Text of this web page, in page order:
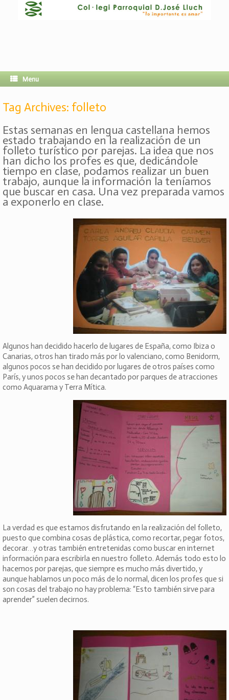
Menu
Tag Archives: folleto
Estas semanas en lengua castellana hemos
estado trabajando en la realización de un
folleto turístico por parejas. La idea que nos
han dicho los profes es que, dedicándole
tiempo en clase, podamos realizar un buen
trabajo, aunque la información la teníamos
que buscar en casa. Una vez preparada vamos
a exponerlo en clase.
Algunos han decidido hacerlo de lugares de España, como Ibiza o
Canarias, otros han tirado más por lo valenciano, como Benidorm,
algunos pocos se han decidido por lugares de otros países como
París, y unos pocos se han decantado por parques de atracciones
como Aquarama y Terra Mítica.
La verdad es que estamos disfrutando en la realización del folleto,
puesto que combina cosas de plástica, como recortar, pegar fotos,
decorar…y otras también entretenidas como buscar en internet
información para escribirla en nuestro folleto. Además todo esto lo
hacemos por parejas, que siempre es mucho más divertido, y
aunque hablamos un poco más de lo normal, dicen los profes que si
son cosas del trabajo no hay problema: “Esto también sirve para
aprender” suelen decirnos.